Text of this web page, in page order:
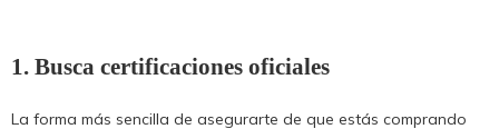
1. Busca certificaciones oficiales
La forma más sencilla de asegurarte de que estás comprando